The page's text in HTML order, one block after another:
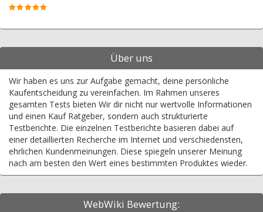
Über uns
Wir haben es uns zur Aufgabe gemacht, deine persönliche
Kaufentscheidung zu vereinfachen. Im Rahmen unseres
gesamten Tests bieten Wir dir nicht nur wertvolle Informationen
und einen Kauf Ratgeber, sondern auch strukturierte
Testberichte. Die einzelnen Testberichte basieren dabei auf
einer detaillierten Recherche im Internet und verschiedensten,
ehrlichen Kundenmeinungen. Diese spiegeln unserer Meinung
nach am besten den Wert eines bestimmten Produktes wieder.
WebWiki Bewertung: